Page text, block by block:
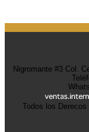
Nigromante #3 Col.
Todos los